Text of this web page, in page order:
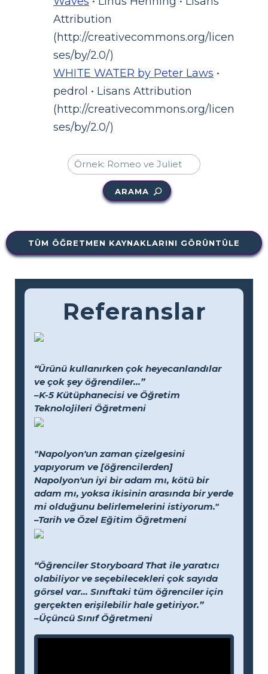
Attribution
(http://creativecommons.org/licen
ses/by/2.0/)
WHITE WATER by Peter Laws •
pedrol • Lisans Attribution
(http://creativecommons.org/licen
ses/by/2.0/)
ARAMA
TÜM ÖĞRETMEN KAYNAKLARINI GÖRÜNTÜLE
Referanslar
“Ürünü kullanırken çok heyecanlandılar
ve çok şey öğrendiler...”
–K-5 Kütüphanecisi ve Öğretim
Teknolojileri Öğretmeni
"Napolyon'un zaman çizelgesini
yapıyorum ve [öğrencilerden]
Napolyon'un iyi bir adam mı, kötü bir
adam mı, yoksa ikisinin arasında bir yerde
mi olduğunu belirlemelerini istiyorum."
–Tarih ve Özel Eğitim Öğretmeni
“Öğrenciler Storyboard That ile yaratıcı
olabiliyor ve seçebilecekleri çok sayıda
görsel var... Sınıftaki tüm öğrenciler için
gerçekten erişilebilir hale getiriyor.”
–Üçüncü Sınıf Öğretmeni